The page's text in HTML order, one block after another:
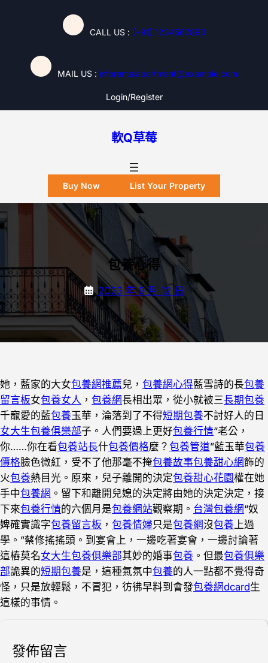
CALL US : (+91) 1234567890
MAIL US : inforentalapartment@example.com
Login/register
軟Q草莓
Buy Now List Your Property
包養心得
2023 年 9 月 12 日
她，藍家的大女包養網推薦兒， 包養網心得藍雪詩的長包養
留言板女包養女人 ， 包養網長相出眾，從小就被三長期包養
千寵愛的藍包養玉華，淪落到了不得短期包養不討好人的日
女大生包養俱樂部子。人們要過上更好包養行情“老公，
你……你在看包養站長什包養價格麼？ 包養管道”藍玉華包養
價格臉色微紅，受不了他那毫不掩包養故事包養甜心網飾的
火包養熱目光。原來，兒子離開的決定包養甜心花園權在她
手中包養網 。留下和離開兒媳的決定將由她的決定決定，接
下來包養行情的六個月是包養網站觀察期。 台灣包養網“奴
婢確實識字包養留言板 ， 包養情婦只是包養網沒包養 上過
學。”蔡修搖搖頭。到宴會上，一邊吃著宴會，一邊討論著
這樁莫名女大生包養俱樂部其妙的婚事包養 。但最包養俱樂
部詭異的短期包養是，這種氣氛中包養的人一點都不覺得奇
怪，只是放輕鬆，不冒犯，彷彿早料到會發包養網dcard生
這樣的事情。
發佈留言